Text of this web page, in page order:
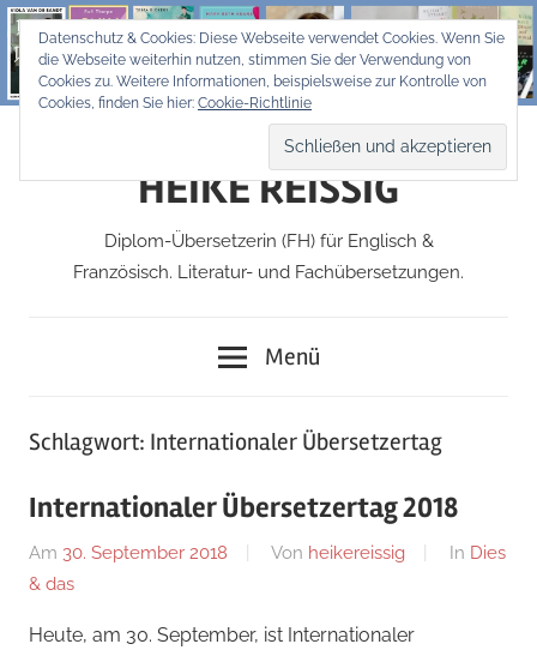
Zum
Inhalt
springen
HEIKE REISSIG
Diplom-Übersetzerin (FH) für Englisch &
Französisch. Literatur- und Fachübersetzungen.
Menü
Schlagwort: Internationaler Übersetzertag
Internationaler Übersetzertag 2018
Am 30. September 2018 Von heikereissig In Dies
& das
Heute, am 30. September, ist Internationaler
Datenschutz & Cookies: Diese Webseite verwendet Cookies. Wenn Sie
die Webseite weiterhin nutzen, stimmen Sie der Verwendung von
Cookies zu. Weitere Informationen, beispielsweise zur Kontrolle von
Cookies, finden Sie hier: Cookie-Richtlinie